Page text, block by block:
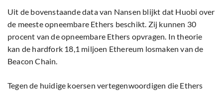
Uit de bovenstaande data van Nansen blijkt dat Huobi over
de meeste opneembare Ethers beschikt. Zij kunnen 30
procent van de opneembare Ethers opvragen. In theorie
kan de hardfork 18,1 miljoen Ethereum losmaken van de
Beacon Chain.
Tegen de huidige koersen vertegenwoordigen die Ethers